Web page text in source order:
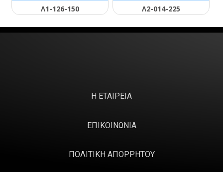
Λ1-126-150 Λ2-014-225
Η ΕΤΑΙΡΕΙΑ
ΕΠΙΚΟΙΝΩΝΙΑ
ΠΟΛΙΤΙΚΗ ΑΠΟΡΡΗΤΟΥ